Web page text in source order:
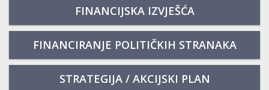
FINANCIJSKA IZVJEŠĆA
FINANCIRANJE POLITIČKIH STRANAKA
STRATEGIJA / AKCIJSKI PLAN